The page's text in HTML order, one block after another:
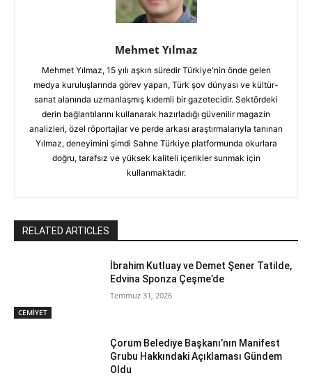
Mehmet Yılmaz
Mehmet Yılmaz, 15 yılı aşkın süredir Türkiye'nin önde gelen
medya kuruluşlarında görev yapan, Türk şov dünyası ve kültür-
sanat alanında uzmanlaşmış kıdemli bir gazetecidir. Sektördeki
derin bağlantılarını kullanarak hazırladığı güvenilir magazin
analizleri, özel röportajlar ve perde arkası araştırmalarıyla tanınan
Yılmaz, deneyimini şimdi Sahne Türkiye platformunda okurlara
doğru, tarafsız ve yüksek kaliteli içerikler sunmak için
kullanmaktadır.
RELATED ARTICLES
CEMİYET
İbrahim Kutluay ve Demet Şener Tatilde,
Edvina Sponza Çeşme’de
Temmuz 31, 2026
Çorum Belediye Başkanı’nın Manifest
Grubu Hakkındaki Açıklaması Gündem
Oldu